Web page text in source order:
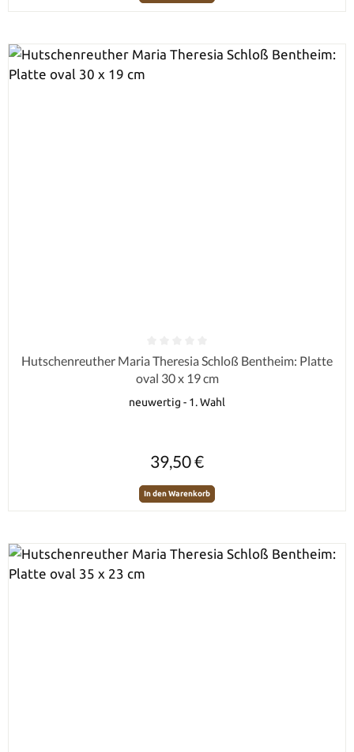
Durchschnittliche Bewertung von 0 von 5 Sternen
Hutschenreuther Maria Theresia Schloß Bentheim: Platte
oval 30 x 19 cm
neuwertig - 1. Wahl
39,50 €
In den Warenkorb